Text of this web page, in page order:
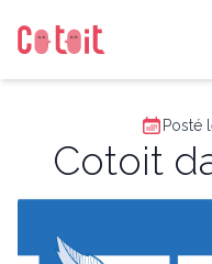
Posté
Cotoit